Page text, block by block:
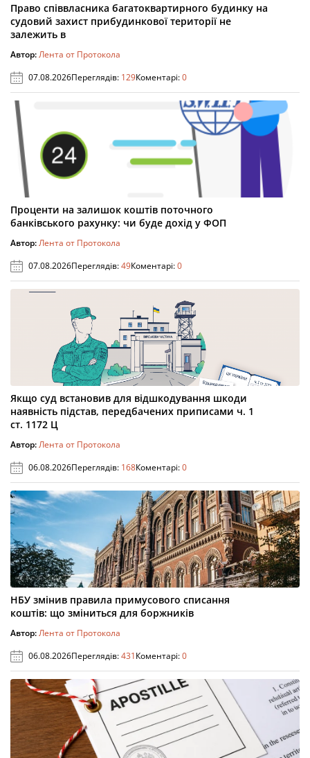
Право співвласника багатоквартирного будинку на
судовий захист прибудинкової території не
залежить в
Автор:Лента от Протокола
07.08.2026Переглядів: 129Коментарі:0
Проценти на залишок коштів поточного
банківського рахунку: чи буде дохід у ФОП
Автор:Лента от Протокола
07.08.2026Переглядів:49Коментарі:0
Якщо суд встановив для відшкодування шкоди
наявність підстав, передбачених приписами ч. 1
ст. 1172 Ц
Автор:Лента от Протокола
06.08.2026Переглядів: 168Коментарі:0
НБУ змінив правила примусового списання
коштів: що зміниться для боржників
Автор:Лента от Протокола
06.08.2026Переглядів:431Коментарі:0